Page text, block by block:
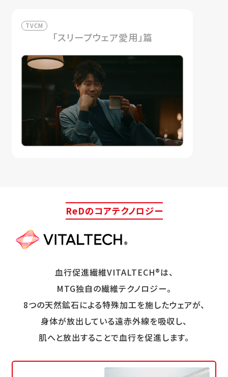
TVCM
「スリープウェア愛用」篇
ReDのコアテクノロジー
血行促進繊維VITALTECH®は、
MTG独自の繊維テクノロジー。
8つの天然鉱石による特殊加工を施したウェアが、
身体が放出している遠赤外線を吸収し、
肌へと放出することで血行を促進します。